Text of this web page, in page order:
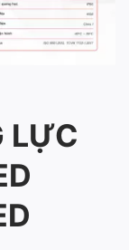
LỰC